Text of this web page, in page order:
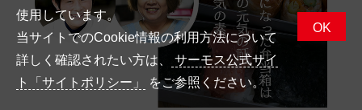
使用しています。
当サイトでのCookie情報の利用方法について
詳しく確認されたい方は、
サーモス公式サイ
ト「サイトポリシー」
をご参照ください。
OK